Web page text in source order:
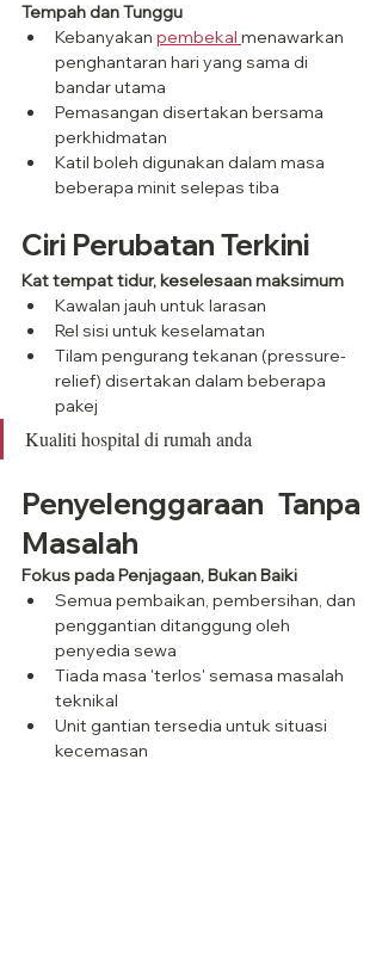
Tempah dan Tunggu
Kebanyakan pembekal menawarkan
penghantaran hari yang sama di
bandar utama
Pemasangan disertakan bersama
perkhidmatan
Katil boleh digunakan dalam masa
beberapa minit selepas tiba
Ciri Perubatan Terkini
Kat tempat tidur, keselesaan maksimum
Kawalan jauh untuk larasan
Rel sisi untuk keselamatan
Tilam pengurang tekanan (pressure-
relief) disertakan dalam beberapa
pakej
Kualiti hospital di rumah anda
Penyelenggaraan Tanpa
Masalah
Fokus pada Penjagaan, Bukan Baiki
Semua pembaikan, pembersihan, dan
penggantian ditanggung oleh
penyedia sewa
Tiada masa 'terlos' semasa masalah
teknikal
Unit gantian tersedia untuk situasi
kecemasan